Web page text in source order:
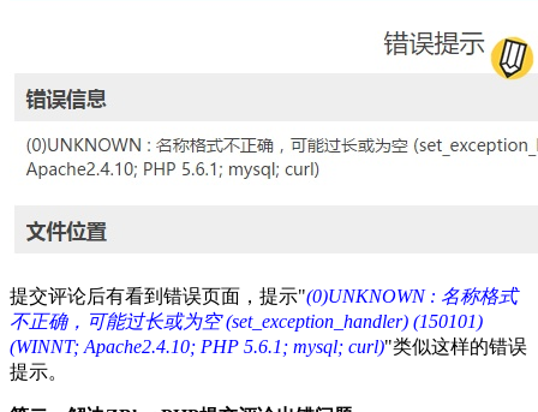
提交评论后有看到错误页面，提示"(0)UNKNOWN : 名称格式
不正确，可能过长或为空 (set_exception_handler) (150101)
(WINNT; Apache2.4.10; PHP 5.6.1; mysql; curl)"类似这样的错误
提示。